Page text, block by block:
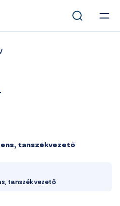
tanszékvezető
tanszékvezető